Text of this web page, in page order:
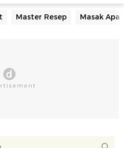
Master Resep Masak Apa